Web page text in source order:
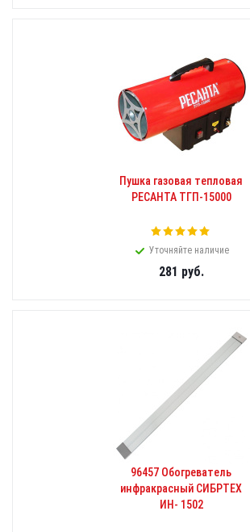
Пушка газовая тепловая
РЕСАНТА ТГП-15000
Уточняйте наличие
281 руб.
96457 Обогреватель
инфракрасный СИБРТЕХ
ИН- 1502